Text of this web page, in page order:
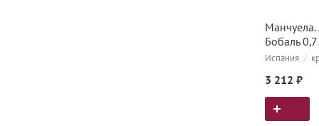
Манчуела.
Бобаль
Испания /
3 212 ₽